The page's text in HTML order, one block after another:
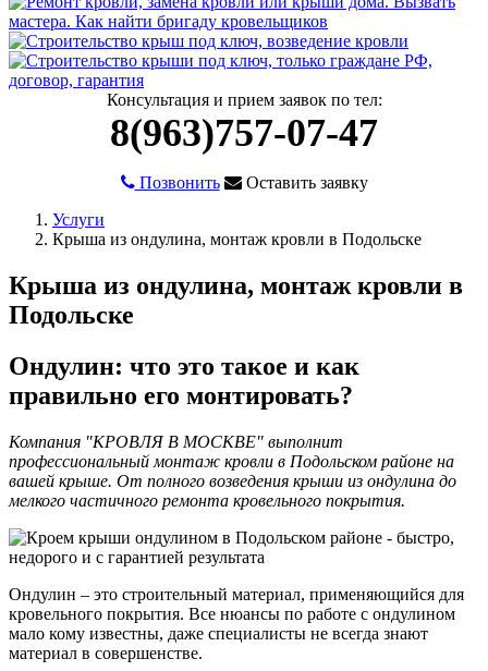
Консультация и прием заявок по тел:
8(963)757-07-47
Позвонить
Оставить заявку
Услуги
Крыша из ондулина, монтаж кровли в Подольске
Крыша из ондулина, монтаж кровли в
Подольске
Ондулин: что это такое и как
правильно его монтировать?
Компания "КРОВЛЯ В МОСКВЕ" выполнит
профессиональный монтаж кровли в Подольском районе на
вашей крыше. От полного возведения крыши из ондулина до
мелкого частичного ремонта кровельного покрытия.
Ондулин – это строительный материал, применяющийся для
кровельного покрытия. Все нюансы по работе с ондулином
мало кому известны, даже специалисты не всегда знают
материал в совершенстве.